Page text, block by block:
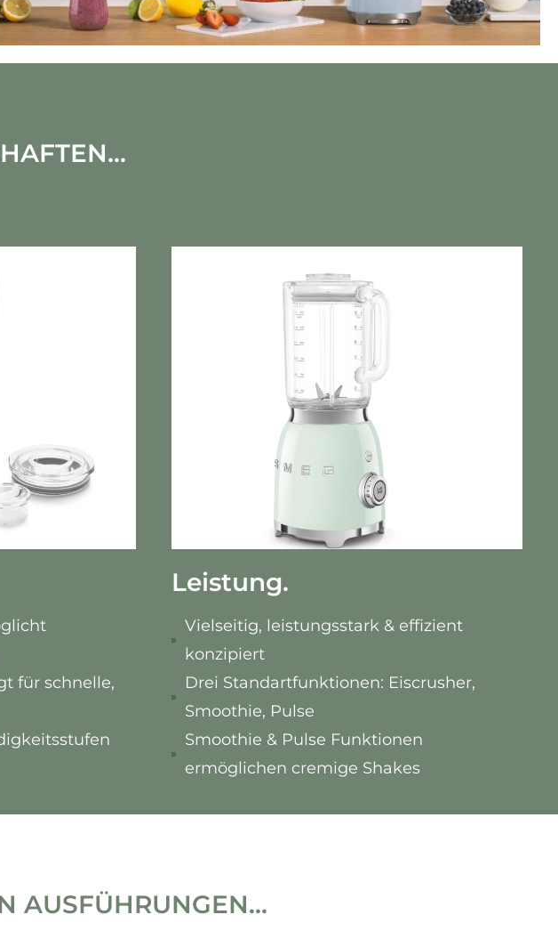
für schnelle,
Leistung.
Vielseitig, leistungsstark & effizient
konzipiert
Drei Standartfunktionen: Eiscrusher,
Smoothie, Pulse
Smoothie & Pulse Funktionen
ermöglichen cremige Shakes
AUSFÜHRUNGEN...